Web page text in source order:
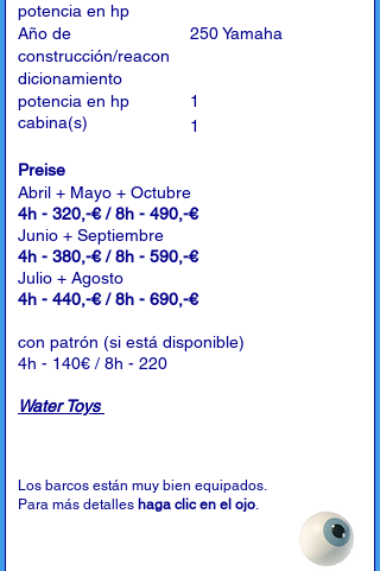
potencia en hp
Año de
construcción/reacon
dicionamiento
potencia en hp
cabina(s)
250 Yamaha
1
1
Preise
Abril + Mayo + Octubre
4h - 320,-€ / 8h - 490,-€
Junio + Septiembre
4h - 380,-€ / 8h - 590,-€
Julio + Agosto
4h - 440,-€ / 8h - 690,-€
con patrón (si está disponible)
4h - 140€ / 8h - 220
Water Toys
Los barcos están muy bien equipados.
Para más detalles haga clic en el ojo.